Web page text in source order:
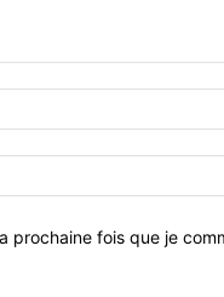
prochaine fois que je